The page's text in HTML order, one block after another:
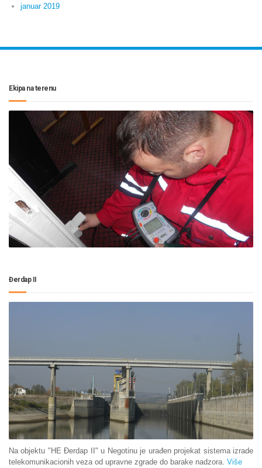
januar 2019
Ekipa na terenu
Đerdap II
Na objektu "HE Đerdap II" u Negotinu je urađen projekat sistema izrade
telekomunikacionih veza od upravne zgrade do barake nadzora. Više